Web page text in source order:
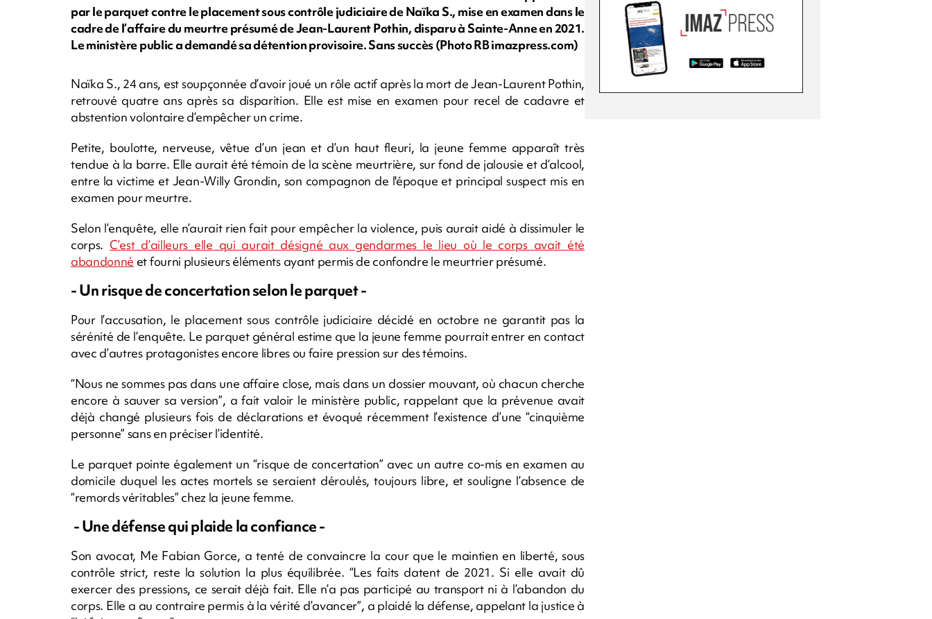
par le parquet contre le placement sous contrôle judiciaire de Naïka S., mise en examen dans le
cadre de l’affaire du meurtre présumé de Jean-Laurent Pothin, disparu à Sainte-Anne en 2021.
Le ministère public a demandé sa détention provisoire. Sans succès (Photo RB imazpress.com)
Naïka S., 24 ans, est soupçonnée d’avoir joué un rôle actif après la mort de Jean-Laurent Pothin,
retrouvé quatre ans après sa disparition. Elle est mise en examen pour recel de cadavre et
abstention volontaire d’empêcher un crime.
Petite, boulotte, nerveuse, vêtue d’un jean et d’un haut fleuri, la jeune femme apparaît très
tendue à la barre. Elle aurait été témoin de la scène meurtrière, sur fond de jalousie et d’alcool,
entre la victime et Jean-Willy Grondin, son compagnon de l'époque et principal suspect mis en
examen pour meurtre.
Selon l’enquête, elle n’aurait rien fait pour empêcher la violence, puis aurait aidé à dissimuler le
corps. C’est d’ailleurs elle qui aurait désigné aux gendarmes le lieu où le corps avait été
abandonné et fourni plusieurs éléments ayant permis de confondre le meurtrier présumé.
- Un risque de concertation selon le parquet -
Pour l’accusation, le placement sous contrôle judiciaire décidé en octobre ne garantit pas la
sérénité de l’enquête. Le parquet général estime que la jeune femme pourrait entrer en contact
avec d’autres protagonistes encore libres ou faire pression sur des témoins.
“Nous ne sommes pas dans une affaire close, mais dans un dossier mouvant, où chacun cherche
encore à sauver sa version”, a fait valoir le ministère public, rappelant que la prévenue avait
déjà changé plusieurs fois de déclarations et évoqué récemment l’existence d’une “cinquième
personne” sans en préciser l’identité.
Le parquet pointe également un “risque de concertation” avec un autre co-mis en examen au
domicile duquel les actes mortels se seraient déroulés, toujours libre, et souligne l’absence de
“remords véritables” chez la jeune femme.
- Une défense qui plaide la confiance -
Son avocat, Me Fabian Gorce, a tenté de convaincre la cour que le maintien en liberté, sous
contrôle strict, reste la solution la plus équilibrée. “Les faits datent de 2021. Si elle avait dû
exercer des pressions, ce serait déjà fait. Elle n’a pas participé au transport ni à l’abandon du
corps. Elle a au contraire permis à la vérité d’avancer”, a plaidé la défense, appelant la justice à